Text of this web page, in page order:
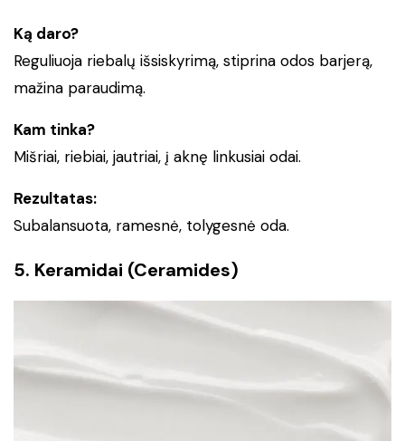
Ką daro?
Reguliuoja riebalų išsiskyrimą, stiprina odos barjerą,
mažina paraudimą.
Kam tinka?
Mišriai, riebiai, jautriai, į aknę linkusiai odai.
Rezultatas:
Subalansuota, ramesnė, tolygesnė oda.
5. Keramidai (Ceramides)